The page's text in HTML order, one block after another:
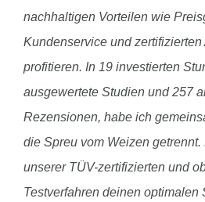
nachhaltigen Vorteilen wie
Kundenservice und zertifizierten
profitieren. In 19 investierten
ausgewertete Studien und 257
Rezensionen, habe ich
die Spreu vom Weizen
unserer TÜV-zertifizierten und
Testverfahren deinen optimalen